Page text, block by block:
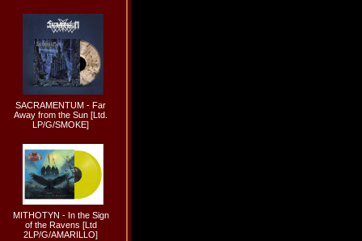
SACRAMENTUM - Far
Away from the Sun [Ltd.
LP/G/SMOKE]
MITHOTYN - In the Sign
of the Ravens [Ltd
2LP/G/AMARILLO]